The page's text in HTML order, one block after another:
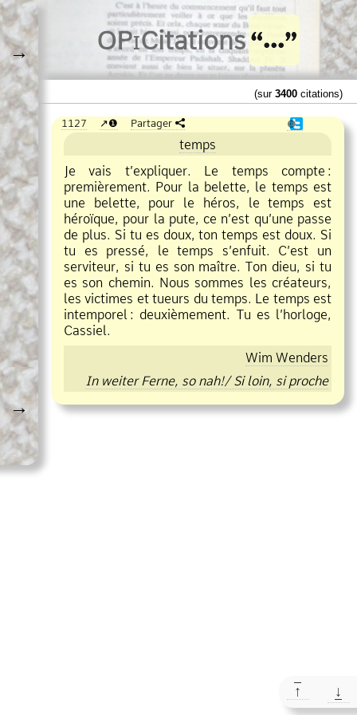
→
→
OPiCitations
(sur 3400 citations)
1127 ❶ Partager ❶
temps
Je vais t’expliquer. Le temps compte :
premièrement. Pour la belette, le temps est
une belette, pour le héros, le temps est
héroïque, pour la pute, ce n’est qu’une passe
de plus. Si tu es doux, ton temps est doux. Si
tu es pressé, le temps s’enfuit. C’est un
serviteur, si tu es son maître. Ton dieu, si tu
es son chemin. Nous sommes les créateurs,
les victimes et tueurs du temps. Le temps est
intemporel : deuxièmement. Tu es l’horloge,
Cassiel.
Wim Wenders
In weiter Ferne, so nah!/ Si loin, si proche
↑ ↓